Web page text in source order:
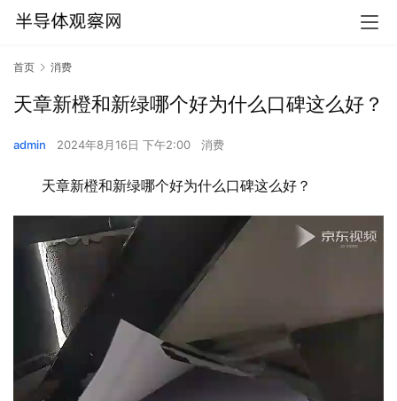
首页 消费
天章新橙和新绿哪个好为什么口碑这么好？
admin 2024年8月16日 下午2:00 消费
天章新橙和新绿哪个好为什么口碑这么好？